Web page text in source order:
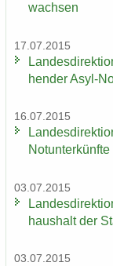
wach­sen
17.07.2015
hen­der Asyl-​
16.07.2015
03.07.2015
haus­halt der
03.07.2015